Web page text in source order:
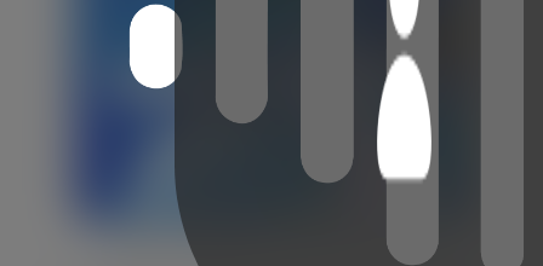
Los latinos que ganaron en los Premios Grammy.